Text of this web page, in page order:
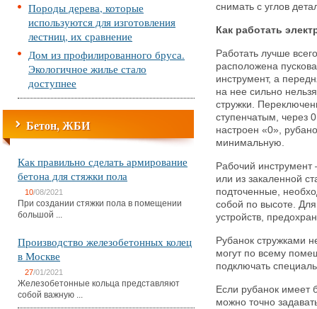
Породы дерева, которые
используются для изготовления
лестниц, их сравнение
Дом из профилированного бруса.
Экологичное жилье стало
доступнее
Бетон, ЖБИ
Как правильно сделать армирование
бетона для стяжки пола
10/08/2021
При создании стяжки пола в помещении
большой ...
Производство железобетонных колец
в Москве
27/01/2021
Железобетонные кольца представляют
собой важную ...
снимать с углов
Как работать
Работать лучше
расположена
инструмент, а
на нее сильно
стружки.
ступенчатым, через
настроен «0»,
минимальную.
Рабочий
или из закаленной
подточенные,
собой по высоте.
устройств,
Рубанок стружками
могут по всему
подключать
Если рубанок имеет
можно точно